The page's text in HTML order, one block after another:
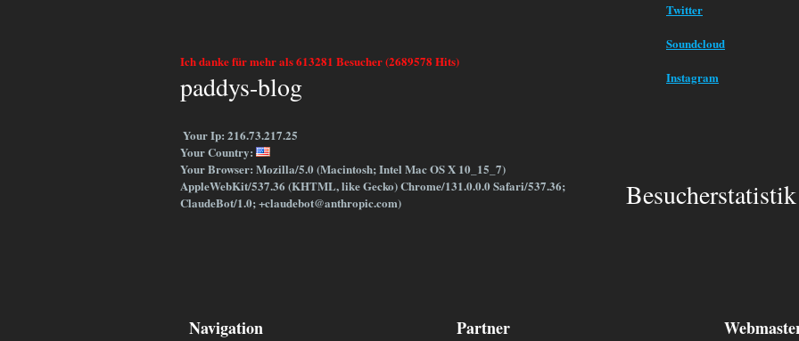
Ich danke für mehr als 613281 Besucher (2689578 Hits)
paddys-blog
Your Ip: 216.73.217.25
Your Country:
Your Browser: Mozilla/5.0 (Macintosh; Intel Mac OS X 10_15_7)
AppleWebKit/537.36 (KHTML, like Gecko) Chrome/131.0.0.0 Safari/537.36;
ClaudeBot/1.0; +claudebot@anthropic.com)
Twitter
Soundcloud
Instagram
Besucherstatistik
Navigation Partner